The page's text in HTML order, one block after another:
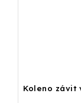
Koleno závit